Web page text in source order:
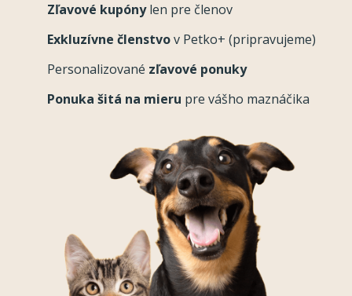
Zľavové kupónylen pre členov
Exkluzívne členstvov Petko+ (pripravujeme)
Personalizované zľavové ponuky
Ponuka šitá na mieru pre vášho maznáčika